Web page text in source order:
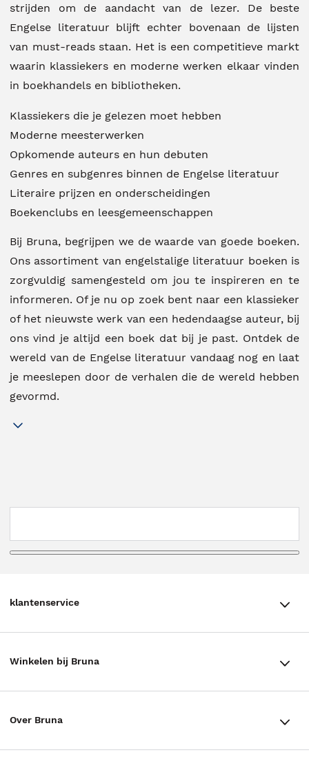
strijden om de aandacht van de lezer. De beste
Engelse literatuur blijft echter bovenaan de lijsten
van must-reads staan. Het is een competitieve markt
waarin klassiekers en moderne werken elkaar vinden
in boekhandels en bibliotheken.
Klassiekers die je gelezen moet hebben
Moderne meesterwerken
Opkomende auteurs en hun debuten
Genres en subgenres binnen de Engelse literatuur
Literaire prijzen en onderscheidingen
Boekenclubs en leesgemeenschappen
Bij Bruna, begrijpen we de waarde van goede boeken.
Ons assortiment van engelstalige literatuur boeken is
zorgvuldig samengesteld om jou te inspireren en te
informeren. Of je nu op zoek bent naar een klassieker
of het nieuwste werk van een hedendaagse auteur, bij
ons vind je altijd een boek dat bij je past. Ontdek de
wereld van de Engelse literatuur vandaag nog en laat
je meeslepen door de verhalen die de wereld hebben
gevormd.
klantenservice
Winkelen bij Bruna
Over Bruna